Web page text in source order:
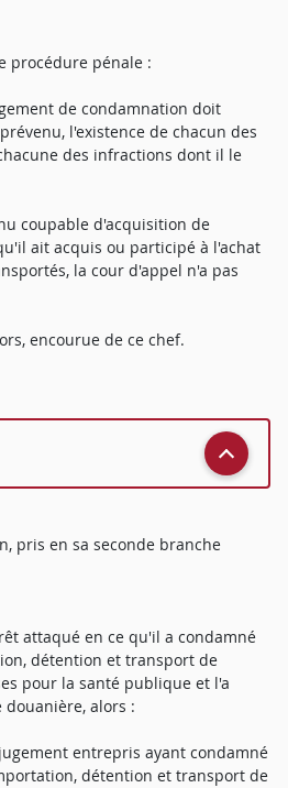
procédure pénale :
de condamnation doit
l'existence de chacun des
des infractions dont il le
coupable d'acquisition de
ait acquis ou participé à l'achat
la cour d'appel n'a pas
encourue de ce chef.
pris en sa seconde branche
attaqué en ce qu'il a condamné
détention et transport de
pour la santé publique et l'a
alors :
entrepris ayant condamné
détention et transport de